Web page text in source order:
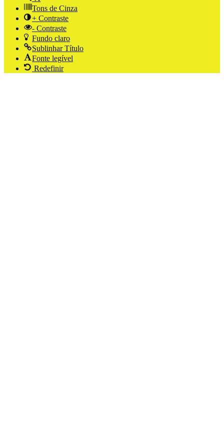
Tons de Cinza
+ Contraste
- Contraste
Fundo claro
Sublinhar Título
Fonte legível
Redefinir